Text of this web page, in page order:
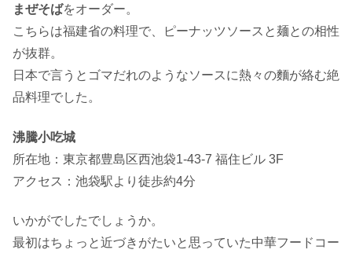
まぜそばをオーダー。
こちらは福建省の料理で、ピーナッツソースと麺との相性
が抜群。
日本で言うとゴマだれのようなソースに熱々の麵が絡む絶
品料理でした。
沸騰小吃城
所在地：東京都豊島区西池袋1-43-7 福住ビル 3F
アクセス：池袋駅より徒歩約4分
いかがでしたでしょうか。
最初はちょっと近づきがたいと思っていた中華フードコー